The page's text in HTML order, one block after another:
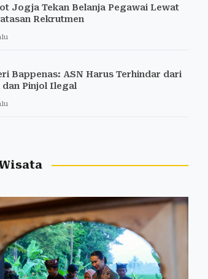
Jogja Tekan Belanja Pegawai Lewat
Rekrutmen
Bappenas: ASN Harus Terhindar dari
Pinjol Ilegal